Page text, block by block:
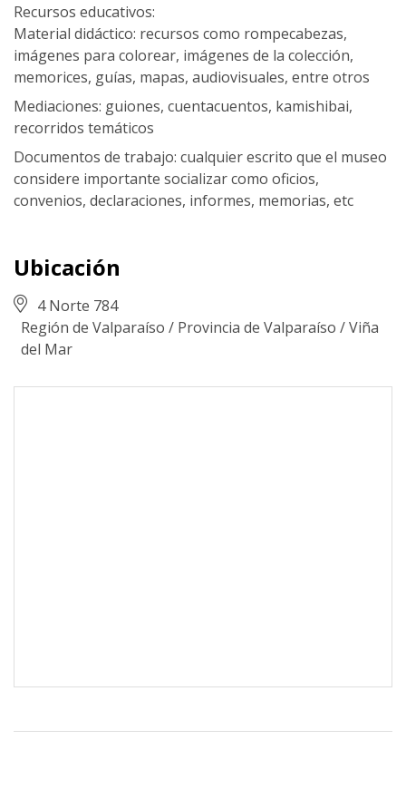
Recursos educativos:
Material didáctico: recursos como rompecabezas,
imágenes para colorear, imágenes de la colección,
memorices, guías, mapas, audiovisuales, entre otros
Mediaciones: guiones, cuentacuentos, kamishibai,
recorridos temáticos
Documentos de trabajo: cualquier escrito que el museo
considere importante socializar como oficios,
convenios, declaraciones, informes, memorias, etc
Ubicación
4 Norte 784
Región de Valparaíso / Provincia de Valparaíso /Viña
del Mar